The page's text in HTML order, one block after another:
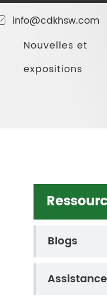
info@cdkhsw.com
Nouvelles et
expositions
Blogs